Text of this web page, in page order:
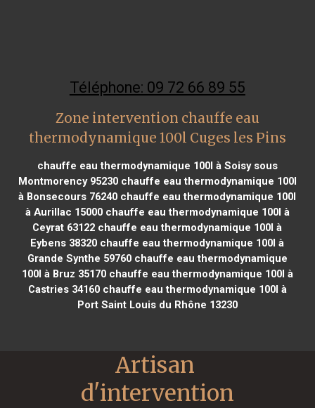
Téléphone: 09 72 66 89 55
Zone intervention chauffe eau
thermodynamique 100l Cuges les Pins
chauffe eau thermodynamique 100l à Soisy sous
Montmorency 95230chauffe eau thermodynamique 100l
à Bonsecours 76240 chauffe eau thermodynamique 100l
à Aurillac 15000chauffe eau thermodynamique 100l à
Ceyrat 63122 chauffe eau thermodynamique 100l à
Eybens 38320 chauffe eau thermodynamique 100l à
Grande Synthe 59760chauffe eau thermodynamique
100l à Bruz 35170chauffe eau thermodynamique 100l à
Castries 34160chauffe eau thermodynamique 100l à
Port Saint Louis du Rhône 13230
Artisan
d'intervention